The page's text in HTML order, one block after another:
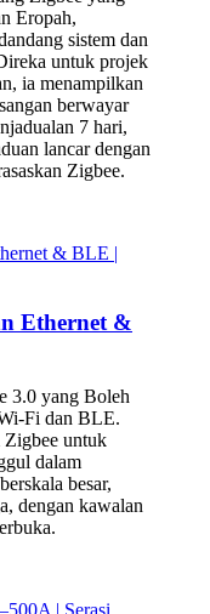
Eropah,
sistem dan
untuk projek
ia menampilkan
berwayar
7 hari,
lancar dengan
Zigbee.
Ethernet &
3.0 yang Boleh
Fi dan BLE.
untuk
dalam
besar,
dengan kawalan